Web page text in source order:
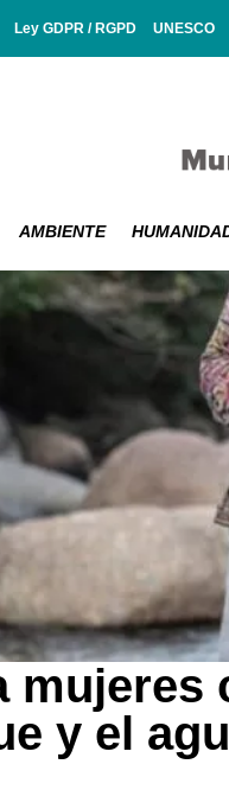
Ley GDPR / RGPD UNESCO
AMBIENTE
y el